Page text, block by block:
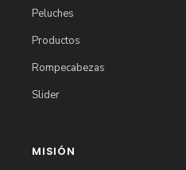
Peluches
Productos
Rompecabezas
Slider
MISIÓN